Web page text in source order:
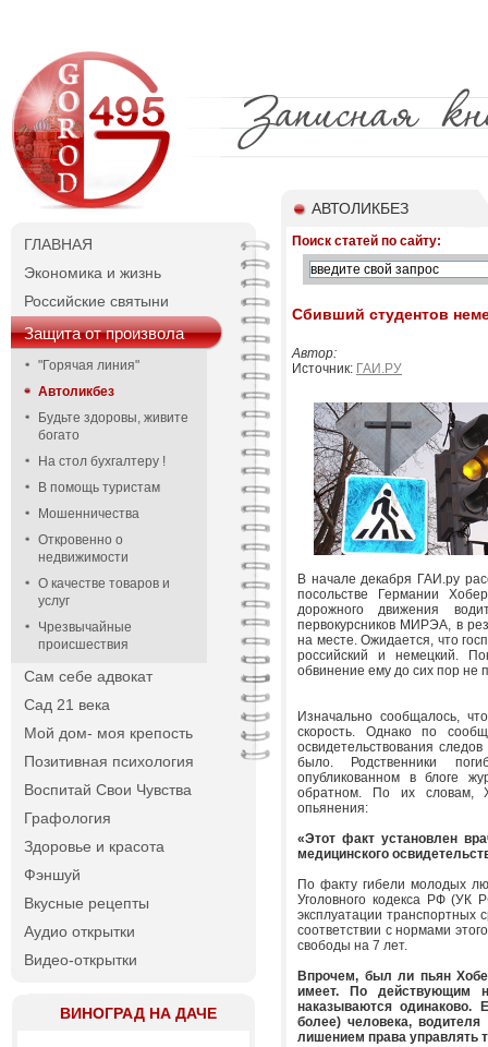
ГЛАВНАЯ
Экономика и жизнь
Российские святыни
Защита от произвола
"Горячая линия"
Автоликбез
Будьте здоровы, живите
богато
На стол бухгалтеру !
В помощь туристам
Мошенничества
Откровенно о
недвижимости
О качестве товаров и
услуг
Чрезвычайные
происшествия
Сам себе адвокат
Сад 21 века
Мой дом- моя крепость
Позитивная психология
Воспитай Свои Чувства
Графология
Здоровье и красота
Фэншуй
Вкусные рецепты
Аудио открытки
Видео-открытки
ВИНОГРАД НА ДАЧЕ
АВТОЛИКБЕЗ
Поиск статей по сайту:
Сбивший студентов
Автор:
Источник: ГАИ.РУ
В начале декабря ГАИ.ру
посольстве Германии
дорожного движения
первокурсников МИРЭА, в
на месте. Ожидается, что
российский и немецкий.
обвинение ему до сих пор не
Изначально сообщалось,
скорость. Однако по
освидетельствования
было. Родственники
опубликованном в блоге
обратном. По их словам,
опьянения:
«Этот факт установлен
медицинского
По факту гибели молодых
Уголовного кодекса РФ (УК
эксплуатации транспортных
соответствии с нормами
свободы на 7 лет.
Впрочем, был ли пьян
имеет. По действующим
наказываются одинаково.
более) человека,
лишением права управлять